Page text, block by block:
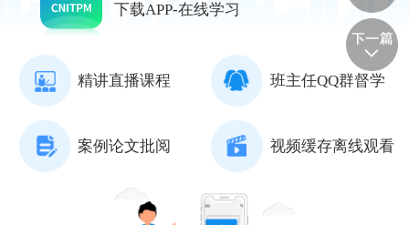
下载APP-在线学习
精讲直播课程 班主任QQ群督学
案例论文批阅 视频缓存离线观看